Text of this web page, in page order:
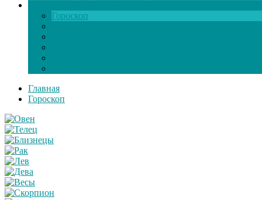
Гороскоп
Главная
Гороскоп